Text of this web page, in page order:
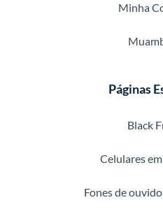
Minha
Páginas
Black
Celulares
Fones de